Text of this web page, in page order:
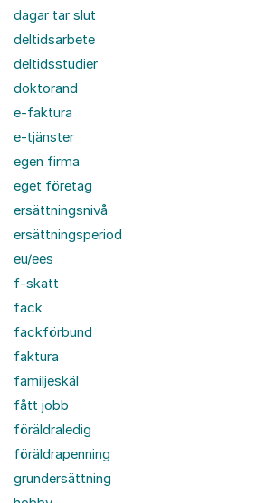
dagar tar slut
deltidsarbete
deltidsstudier
doktorand
e-faktura
e-tjänster
egen firma
eget företag
ersättningsnivå
ersättningsperiod
eu/ees
f-skatt
fack
fackförbund
faktura
familjeskäl
fått jobb
föräldraledig
föräldrapenning
grundersättning